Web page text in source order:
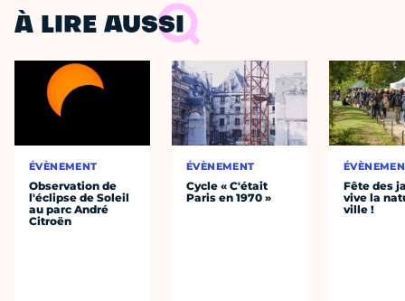
À LIRE AUSSI
ÉVÈNEMENT
Observation de
l'éclipse de Soleil
au parc André
Citroën
ÉVÈNEMENT
Cycle « C'était
Paris en 1970 »
Fête des
vive la
ville !